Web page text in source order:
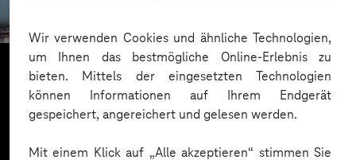
Wir verwenden Cookies und ähnliche Technologien,
um Ihnen das bestmögliche Online-Erlebnis zu
bieten. Mittels der eingesetzten Technologien
können Informationen auf Ihrem Endgerät
gespeichert, angereichert und gelesen werden.
Mit einem Klick auf „Alle akzeptieren“ stimmen Sie
Mehr laden